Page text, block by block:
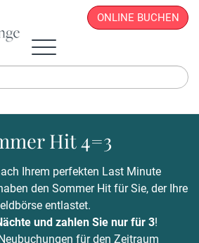
ONLINE BUCHEN
Hit 4=3
Ihrem perfekten Last Minute
den Sommer Hit für Sie, der Ihre
entlastet.
und zahlen Sie nur für 3!
für den Zeitraum